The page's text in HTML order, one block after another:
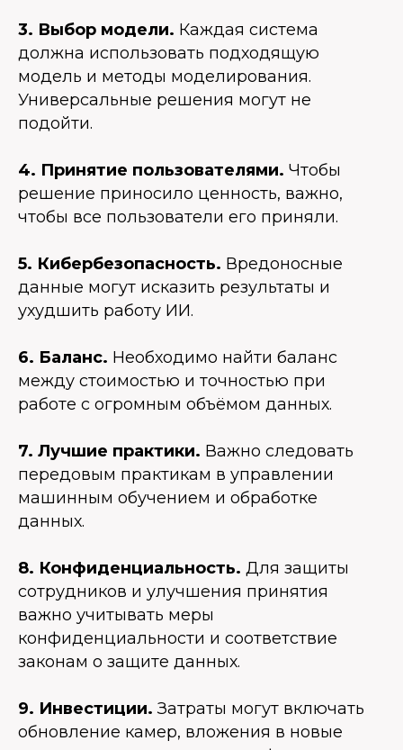
3. Выбор модели. Каждая система
должна использовать подходящую
модель и методы моделирования.
Универсальные решения могут не
подойти.
4. Принятие пользователями. Чтобы
решение приносило ценность, важно,
чтобы все пользователи его приняли.
5. Кибербезопасность. Вредоносные
данные могут исказить результаты и
ухудшить работу ИИ.
6. Баланс. Необходимо найти баланс
между стоимостью и точностью при
работе с огромным объёмом данных.
7. Лучшие практики. Важно следовать
передовым практикам в управлении
машинным обучением и обработке
данных.
8. Конфиденциальность. Для защиты
сотрудников и улучшения принятия
важно учитывать меры
конфиденциальности и соответствие
законам о защите данных.
9. Инвестиции. Затраты могут включать
обновление камер, вложения в новые